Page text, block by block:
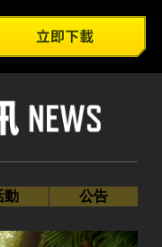
遊戲介紹
新兵特訓
官方FB
巴哈姆特
動 公告